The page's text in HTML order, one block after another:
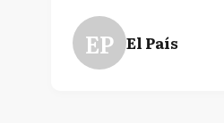
EP El País